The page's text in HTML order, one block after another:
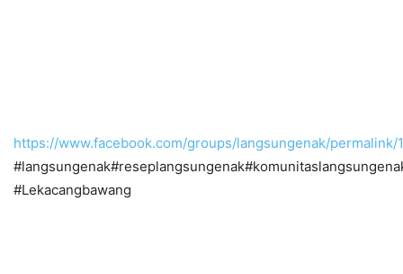
https://www.facebook.com/groups/langsungenak/permalink/
#Lekacangbawang